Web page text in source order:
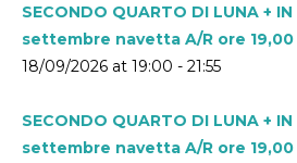
SECONDO QUARTO DI LUNA + IN
settembre navetta A/R ore 19,00
18/09/2026 at 19:00 - 21:55
SECONDO QUARTO DI LUNA + IN
settembre navetta A/R ore 19,00